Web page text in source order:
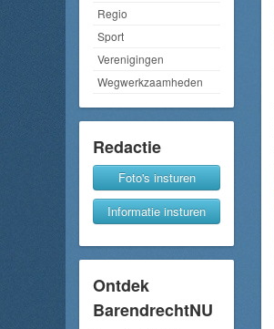
Regio
Sport
Verenigingen
Wegwerkzaamheden
Redactie
Foto's insturen
Informatie insturen
Ontdek
BarendrechtNU